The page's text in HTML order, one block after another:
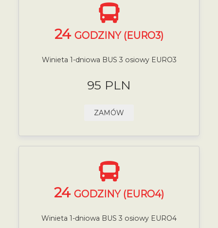
24 GODZINY (EURO3)
Winieta 1-dniowa BUS 3 osiowy EURO3
95 PLN
ZAMÓW
24 GODZINY (EURO4)
Winieta 1-dniowa BUS 3 osiowy EURO4